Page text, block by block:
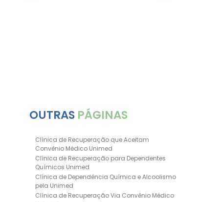
OUTRAS PÁGINAS
Clínica de Recuperação que Aceitam
Convênio Médico Unimed
Clínica de Recuperação para Dependentes
Químicos Unimed
Clínica de Dependência Química e Alcoolismo
pela Unimed
Clínica de Recuperação Via Convênio Médico